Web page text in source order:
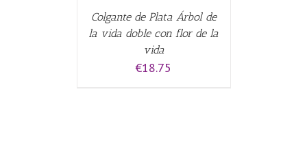
Colgante de Plata Árbol de
la vida doble con flor de la
vida
€18.75